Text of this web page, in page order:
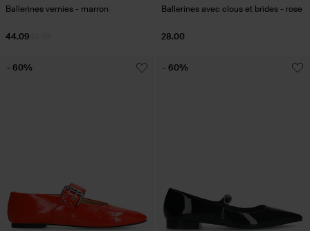
Ballerines vernies - marron
44.09
Ballerines avec clous et brides - rose
28.00
- 60% - 60%